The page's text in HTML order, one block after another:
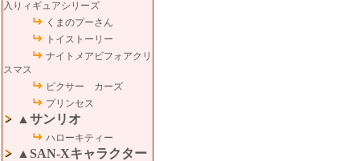
入りィギュアシリーズ
くまのプーさん
トイストーリー
ナイトメアビフォアクリ
スマス
ピクサー カーズ
プリンセス
▲サンリオ
ハローキティー
▲SAN-Xキャラクター